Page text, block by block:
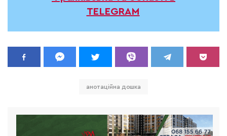
TELEGRAM
анотаційна дошка